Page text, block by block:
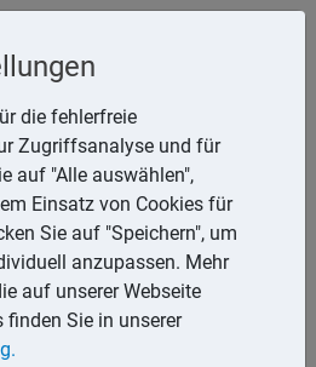
Suchen
des Erblassers in
nicht eindeutig sind. In
Wille des Erblassers nicht
die fehlerfreie
Zugriffsanalyse und für
auf "Alle auswählen",
Einsatz von Cookies für
Sie auf "Speichern", um
anzupassen. Mehr
auf unserer Webseite
finden Sie in unserer